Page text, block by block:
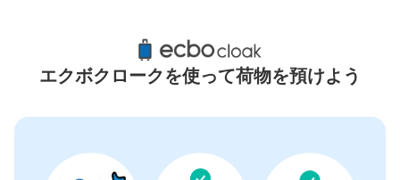
城崎温泉駅周辺のおすすめコインロッカー
0件
エクボクロークを使って荷物を預けよう